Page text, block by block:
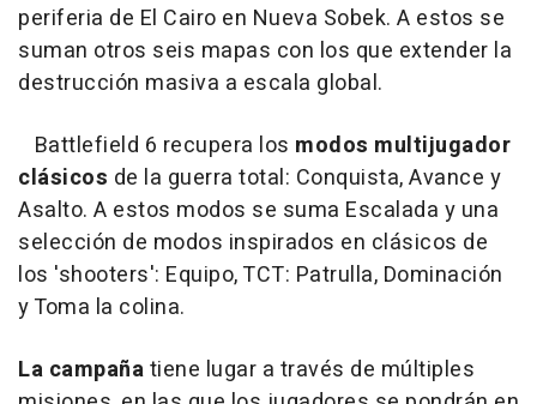
periferia de El Cairo en Nueva Sobek. A estos se
suman otros seis mapas con los que extender la
destrucción masiva a escala global.
Battlefield 6 recupera los modos multijugador
clásicos de la guerra total: Conquista, Avance y
Asalto. A estos modos se suma Escalada y una
selección de modos inspirados en clásicos de
los 'shooters': Equipo, TCT: Patrulla, Dominación
y Toma la colina.
La campañatiene lugar a través de múltiples